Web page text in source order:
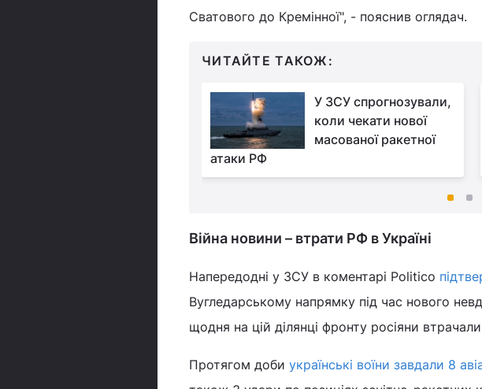
Сватового до Кремінної", - пояснив оглядач.
ЧИТАЙТЕ ТАКОЖ:
У ЗСУ спрогнозували,
коли чекати нової
масованої ракетної
атаки РФ
Війна новини – втрати РФ в Україні
Напередодні у ЗСУ в коментарі Politico
Вугледарському напрямку під час нового
щодня на цій ділянці фронту росіяни
Протягом доби українські воїни завдали 8